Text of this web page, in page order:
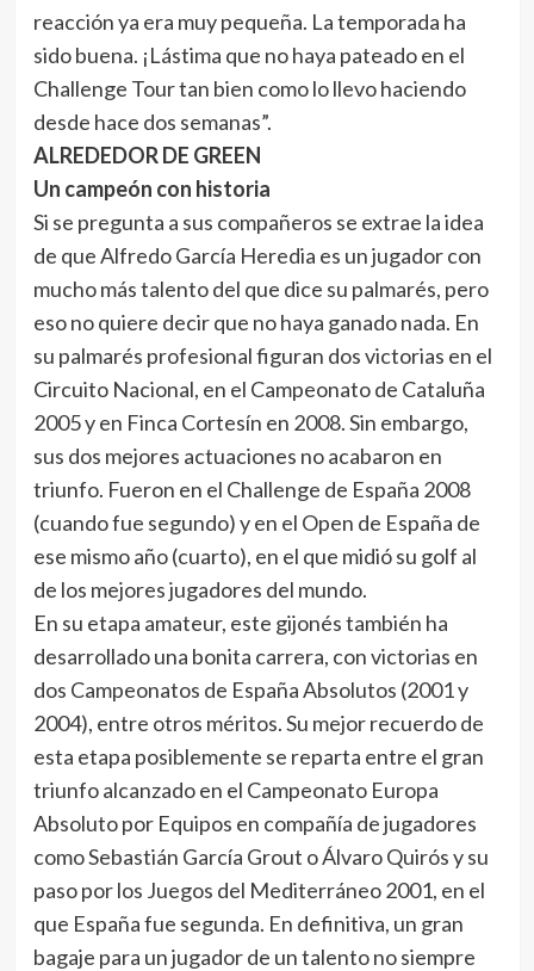
reacción ya era muy pequeña. La temporada ha
sido buena. ¡Lástima que no haya pateado en el
Challenge Tour tan bien como lo llevo haciendo
desde hace dos semanas”.
ALREDEDOR DE GREEN
Un campeón con historia
Si se pregunta a sus compañeros se extrae la idea
de que Alfredo García Heredia es un jugador con
mucho más talento del que dice su palmarés, pero
eso no quiere decir que no haya ganado nada. En
su palmarés profesional figuran dos victorias en el
Circuito Nacional, en el Campeonato de Cataluña
2005 y en Finca Cortesín en 2008. Sin embargo,
sus dos mejores actuaciones no acabaron en
triunfo. Fueron en el Challenge de España 2008
(cuando fue segundo) y en el Open de España de
ese mismo año (cuarto), en el que midió su golf al
de los mejores jugadores del mundo.
En su etapa amateur, este gijonés también ha
desarrollado una bonita carrera, con victorias en
dos Campeonatos de España Absolutos (2001 y
2004), entre otros méritos. Su mejor recuerdo de
esta etapa posiblemente se reparta entre el gran
triunfo alcanzado en el Campeonato Europa
Absoluto por Equipos en compañía de jugadores
como Sebastián García Grout o Álvaro Quirós y su
paso por los Juegos del Mediterráneo 2001, en el
que España fue segunda. En definitiva, un gran
bagaje para un jugador de un talento no siempre